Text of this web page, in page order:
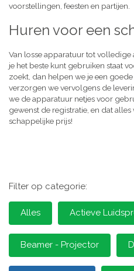
voorstellingen, feesten en partijen.
Huren voor een
Van losse apparatuur tot volledige
je het beste kunt gebruiken staat
zoekt, dan helpen we je een
verzorgen we vervolgens de
we de apparatuur netjes voor
gewenst de registratie, en dat
schappelijke prijs!
Filter op categorie:
Alles Actieve
Beamer - Projector